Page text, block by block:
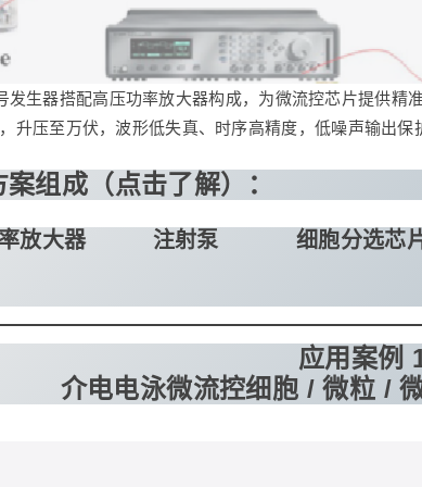
发生器搭配高压功率放大器构成，为微流控芯片提供
升压至万伏，波形低失真、时序高精度，低噪声输出
组成（点击了解）：
放大器 注射泵 细胞分选芯
应用案例
介电电泳微流控细胞 / 微粒 /